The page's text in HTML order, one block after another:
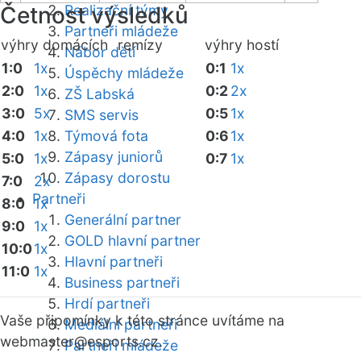
Realizační týmy
Partneři mládeže
Nábor dětí
Úspěchy mládeže
ZŠ Labská
SMS servis
Týmová fota
Zápasy juniorů
Zápasy dorostu
Partneři
Generální partner
GOLD hlavní partner
Hlavní partneři
Business partneři
Hrdí partneři
Mediální partneři
Partneři mládeže
Četnost výsledků
výhry domácích remízy výhry hostí
1:0
1x
2:0
1x
3:0 5x
4:0 1x
5:0
1x
7:0
2x
8:0 1x
9:0 1x
10:01x
11:0 1x
0:1 1x
0:22x
0:51x
0:61x
0:7 1x
Vaše připomínky k této stránce uvítáme na
webmaster@esports.cz.